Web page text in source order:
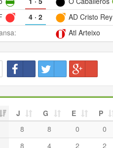
4· 2 AD Cristo Rey
Atl Arteixo
J G E P
8 8 0 0
8 4 2 2